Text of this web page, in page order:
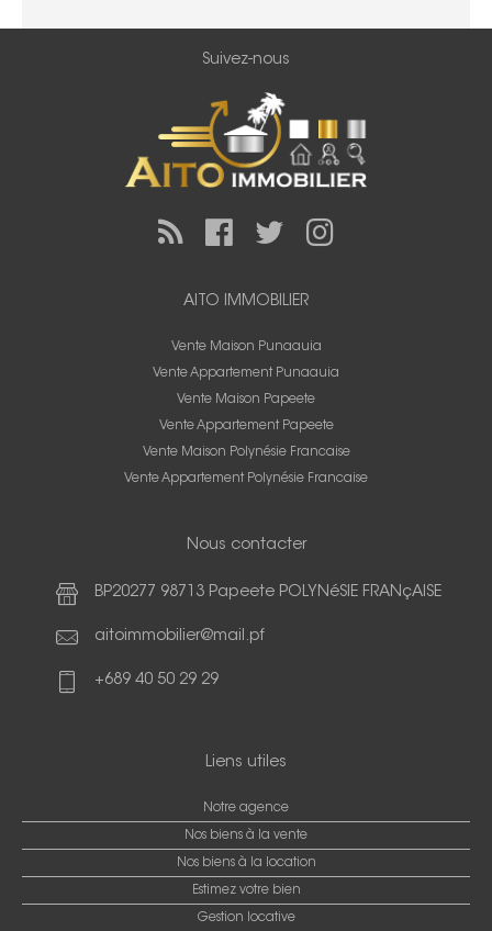
Suivez-nous
AITO IMMOBILIER
Vente Maison Punaauia
Vente Appartement Punaauia
Vente Maison Papeete
Vente Appartement Papeete
Vente Maison Polynésie Francaise
Vente Appartement Polynésie Francaise
Nous contacter
BP20277 98713 Papeete POLYNéSIE FRANçAISE
aitoimmobilier@mail.pf
+689 40 50 29 29
Liens utiles
Notre agence
Nos biens à la vente
Nos biens à la location
Estimez votre bien
Gestion locative